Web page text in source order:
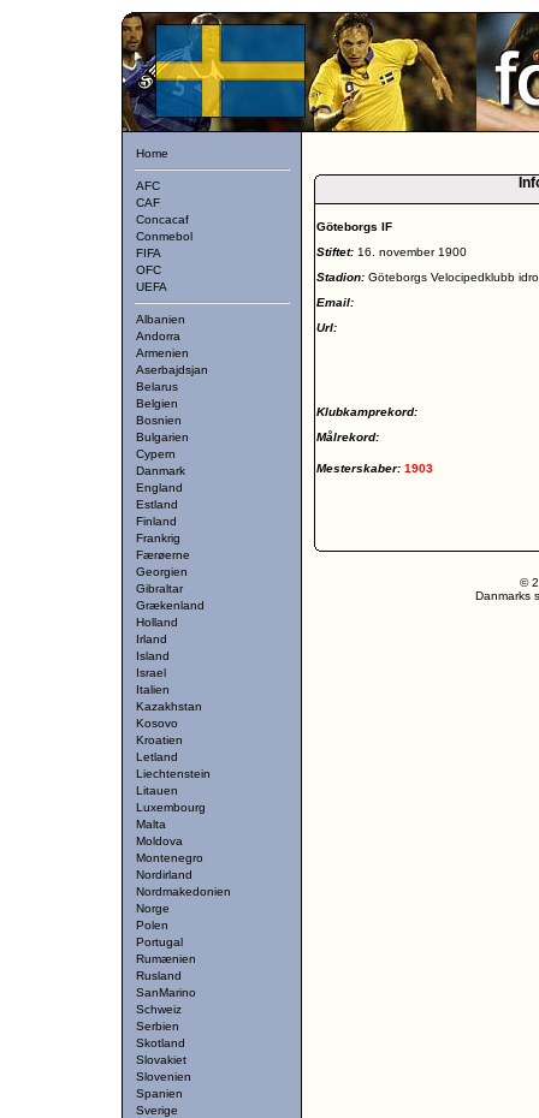
Home
AFC
CAF
Concacaf
Conmebol
FIFA
OFC
UEFA
Albanien
Andorra
Armenien
Aserbajdsjan
Belarus
Belgien
Bosnien
Bulgarien
Cypern
Danmark
England
Estland
Finland
Frankrig
Færøerne
Georgien
Gibraltar
Grækenland
Holland
Irland
Island
Israel
Italien
Kazakhstan
Kosovo
Kroatien
Letland
Liechtenstein
Litauen
Luxembourg
Malta
Moldova
Montenegro
Nordirland
Nordmakedonien
Norge
Polen
Portugal
Rumænien
Rusland
SanMarino
Schweiz
Serbien
Skotland
Slovakiet
Slovenien
Spanien
Sverige
Göteborgs IF
Stiftet: 16. november 1900
Stadion: Göteborgs Velocipedklubb
Email:
Url:
Klubkamprekord:
Målrekord:
Mesterskaber: 1903
©
Danmarks